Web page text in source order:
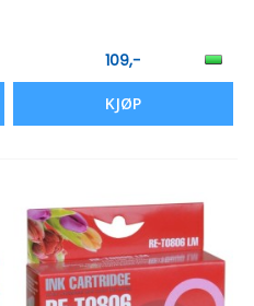
109,-
KJØP